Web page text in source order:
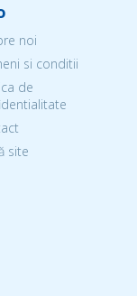
noi
si conditii
de
site